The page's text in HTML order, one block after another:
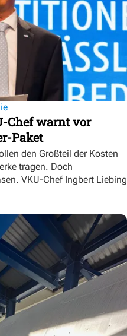
Chef warnt vor
Paket
den Großteil der Kosten
tragen. Doch
VKU-Chef Ingbert Liebing